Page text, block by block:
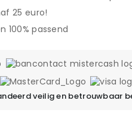
25 euro!
100% passend
veilig en betrouwbaar